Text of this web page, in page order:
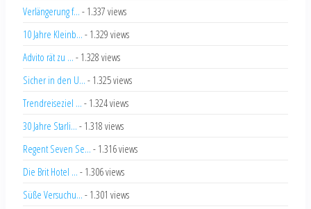
Verlängerung f... - 1.337 views
10 Jahre Kleinb... - 1.329 views
Advito rät zu ... - 1.328 views
Sicher in den U... - 1.325 views
Trendreiseziel ... - 1.324 views
30 Jahre Starli... - 1.318 views
Regent Seven Se... - 1.316 views
Die Brit Hotel ... - 1.306 views
Süße Versuchu... - 1.301 views